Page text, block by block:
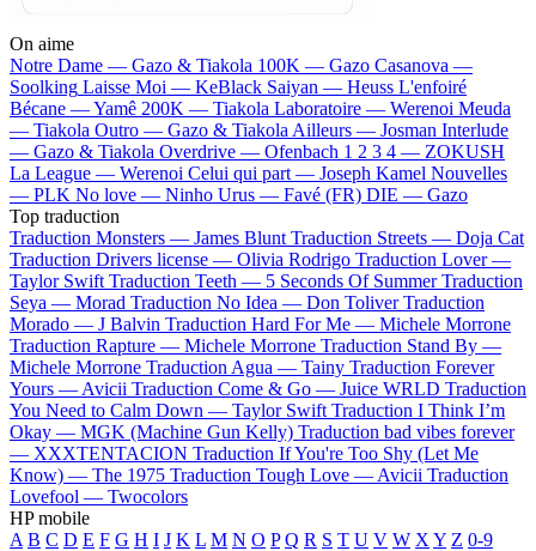
On aime
Notre Dame — Gazo & Tiakola 100K — Gazo Casanova —
Soolking Laisse Moi — KeBlack Saiyan — Heuss L'enfoiré
Bécane —Yamê 200K — Tiakola Laboratoire — Werenoi Meuda
— Tiakola Outro — Gazo & Tiakola Ailleurs — Josman Interlude
— Gazo & Tiakola Overdrive — Ofenbach 1 2 3 4 — ZOKUSH
La League — Werenoi Celui qui part — Joseph Kamel Nouvelles
— PLK No love — Ninho Urus — Favé (FR) DIE — Gazo
Top traduction
Traduction Monsters — James Blunt Traduction Streets — Doja Cat
Traduction Drivers license — Olivia Rodrigo Traduction Lover —
Taylor Swift Traduction Teeth — 5 Seconds Of Summer Traduction
Seya — Morad Traduction No Idea — Don Toliver Traduction
Morado — J Balvin Traduction Hard For Me — Michele Morrone
Traduction Rapture — Michele Morrone Traduction Stand By —
Michele Morrone Traduction Agua — Tainy Traduction Forever
Yours — Avicii Traduction Come & Go — Juice WRLD Traduction
You Need to Calm Down — Taylor Swift Traduction I Think I’m
Okay — MGK (Machine Gun Kelly) Traduction bad vibes forever
— XXXTENTACION Traduction If You're Too Shy (Let Me
Know) — The 1975 Traduction Tough Love — Avicii Traduction
Lovefool — Twocolors
HP mobile
A B C D E F G H I J K L M N O P Q R S T U V W X Y Z 0-9